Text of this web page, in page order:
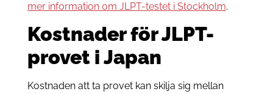
mer information om JLPT-testet i Stockholm.
Kostnader för JLPT-
provet i Japan
Kostnaden att ta provet kan skilja sig mellan